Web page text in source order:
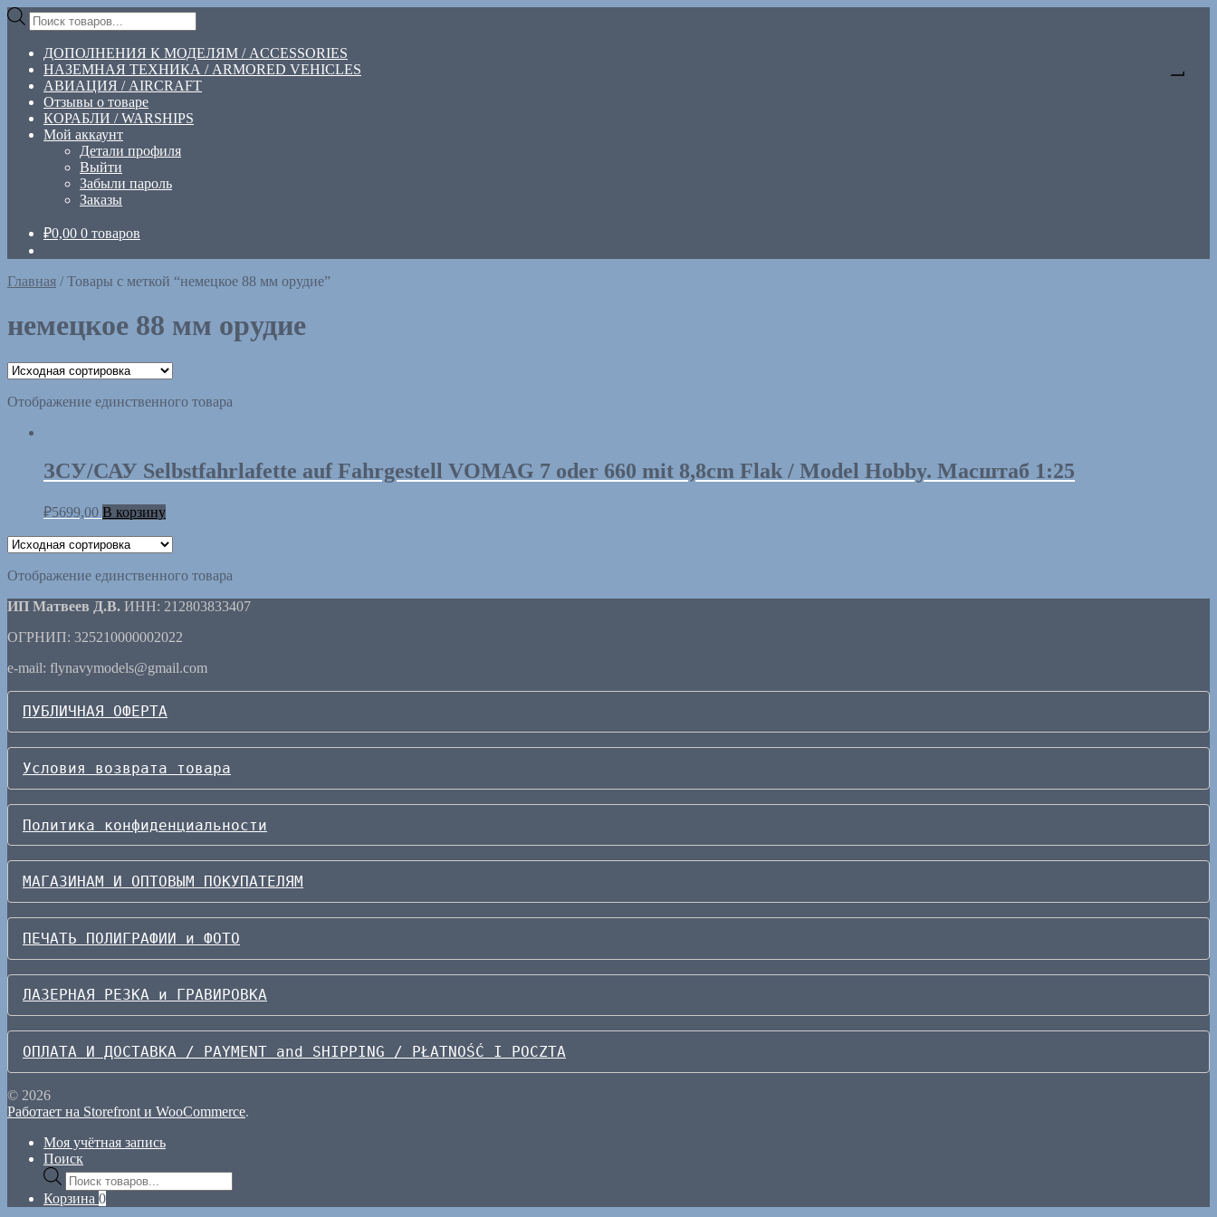
Перейти
навигации
Перейти
содержимому
Поиск
товаров
ДОПОЛНЕНИЯ К МОДЕЛЯМ / ACCESSORIES
НАЗЕМНАЯ ТЕХНИКА / ARMORED VEHICLES
АВИАЦИЯ / AIRCRAFT
Отзывы о товаре
КОРАБЛИ / WARSHIPS
Мой аккаунт
Детали профиля
Выйти
Забыли пароль
Заказы
₽0,00 0 товаров
Главная /Товары с меткой “немецкое 88 мм орудие”
немецкое 88 мм орудие
Отображение единственного товара
ЗСУ/САУ Selbstfahrlafette auf Fahrgestell VOMAG 7 oder 660 mit 8,8cm Flak / Model Hobby. Масштаб 1:25
₽5699,00 В корзину
Отображение единственного товара
ИП Матвеев Д.В. ИНН: 212803833407
ОГРНИП: 325210000002022
e-mail: flynavymodels@gmail.com
ПУБЛИЧНАЯ ОФЕРТА
Условия возврата товара
Политика конфиденциальности
МАГАЗИНАМ И ОПТОВЫМ ПОКУПАТЕЛЯМ
ПЕЧАТЬ ПОЛИГРАФИИ и ФОТО
ЛАЗЕРНАЯ РЕЗКА и ГРАВИРОВКА
ОПЛАТА И ДОСТАВКА / PAYMENT and SHIPPING / PŁATNOŚĆ I POCZTA
© 2026
Работает на Storefront и WooCommerce.
Моя учётная запись
Поиск
Поиск
товаров
Корзина 0